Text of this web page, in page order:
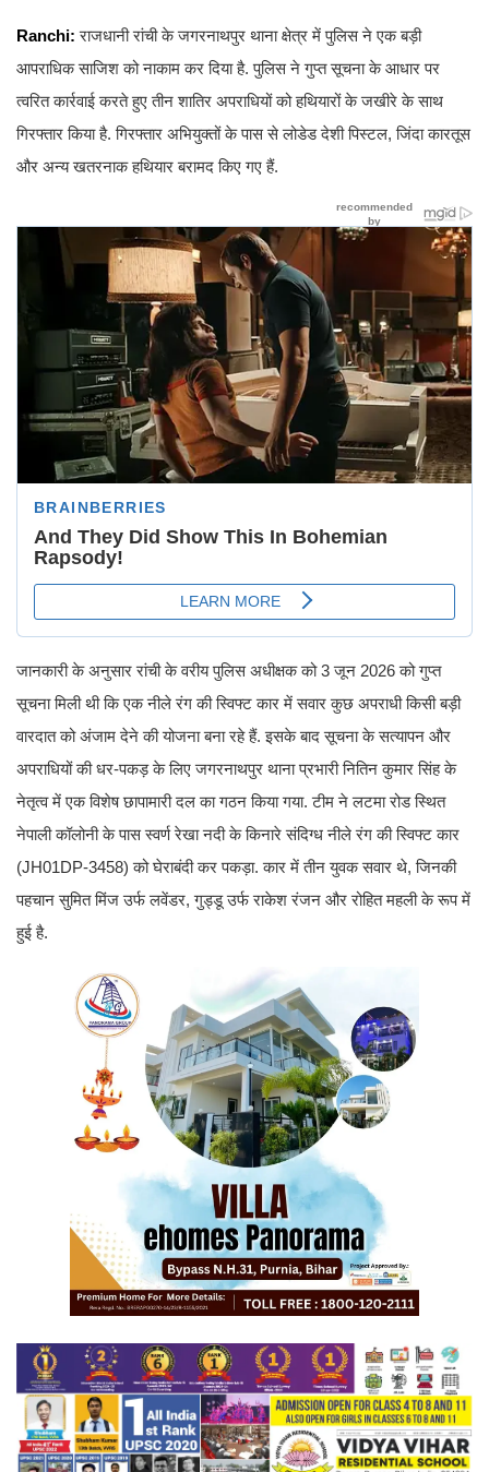
Ranchi: राजधानी रांची के जगरनाथपुर थाना क्षेत्र में पुलिस ने एक बड़ी
आपराधिक साजिश को नाकाम कर दिया है. पुलिस ने गुप्त सूचना के आधार पर
त्वरित कार्रवाई करते हुए तीन शातिर अपराधियों को हथियारों के जखीरे के साथ
गिरफ्तार किया है. गिरफ्तार अभियुक्तों के पास से लोडेड देशी पिस्टल, जिंदा कारतूस
और अन्य खतरनाक हथियार बरामद किए गए हैं.
जानकारी के अनुसार रांची के वरीय पुलिस अधीक्षक को 3 जून 2026 को गुप्त
सूचना मिली थी कि एक नीले रंग की स्विफ्ट कार में सवार कुछ अपराधी किसी बड़ी
वारदात को अंजाम देने की योजना बना रहे हैं. इसके बाद सूचना के सत्यापन और
अपराधियों की धर-पकड़ के लिए जगरनाथपुर थाना प्रभारी नितिन कुमार सिंह के
नेतृत्व में एक विशेष छापामारी दल का गठन किया गया. टीम ने लटमा रोड स्थित
नेपाली कॉलोनी के पास स्वर्ण रेखा नदी के किनारे संदिग्ध नीले रंग की स्विफ्ट कार
(JH01DP-3458) को घेराबंदी कर पकड़ा. कार में तीन युवक सवार थे, जिनकी
पहचान सुमित मिंज उर्फ लवेंडर, गुड्डू उर्फ राकेश रंजन और रोहित महली के रूप में
हुई है.